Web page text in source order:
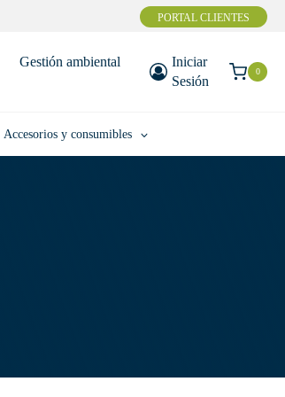
PORTAL CLIENTES
Gestión ambiental
Iniciar
Sesión
0
Accesorios y consumibles